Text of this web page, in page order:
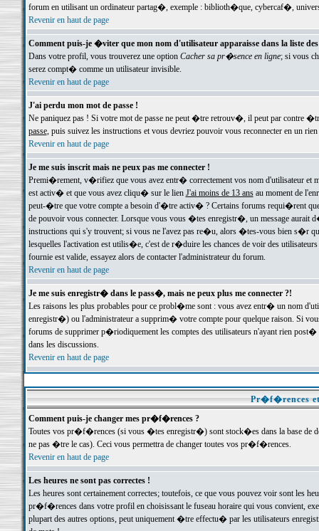
forum en utilisant un ordinateur partag�, exemple : biblioth�que, cybercaf�,
Revenir en haut de page
Comment puis-je �viter que mon nom d'utilisateur apparaisse dans la liste
Dans votre profil, vous trouverez une option Cacher sa pr�sence en ligne; si vous
serez compt� comme un utilisateur invisible.
Revenir en haut de page
J'ai perdu mon mot de passe !
Ne paniquez pas ! Si votre mot de passe ne peut �tre retrouv�, il peut par contre
passe, puis suivez les instructions et vous devriez pouvoir vous reconnecter en un rien
Revenir en haut de page
Je me suis inscrit mais ne peux pas me connecter !
Premi�rement, v�rifiez que vous avez entr� correctement vos nom d'utilisateur
est activ� et que vous avez cliqu� sur le lien J'ai moins de 13 ansau moment de
peut-�tre que votre compte a besoin d'�tre activ� ? Certains forums requi�rent
de pouvoir vous connecter. Lorsque vous vous �tes enregistr�, un message aurait
instructions qui s'y trouvent; si vous ne l'avez pas re�u, alors �tes-vous bien s�r
lesquelles l'activation est utilis�e, c'est de r�duire les chances de voir des
fournie est valide, essayez alors de contacter l'administrateur du forum.
Revenir en haut de page
Je me suis enregistr� dans le pass�, mais ne peux plus me connecter ?!
Les raisons les plus probables pour ce probl�me sont : vous avez entr� un nom
enregistr�) ou l'administrateur a supprim� votre compte pour quelque raison. Si
forums de supprimer p�riodiquement les comptes des utilisateurs n'ayant rien
dans les discussions.
Revenir en haut de page
Pr�f�rences
Comment puis-je changer mes pr�f�rences ?
Toutes vos pr�f�rences (si vous �tes enregistr�) sont stock�es dans la base de
ne pas �tre le cas). Ceci vous permettra de changer toutes vos pr�f�rences.
Revenir en haut de page
Les heures ne sont pas correctes !
Les heures sont certainement correctes; toutefois, ce que vous pouvez voir sont
pr�f�rences dans votre profil en choisissant le fuseau horaire qui vous convient,
plupart des autres options, peut uniquement �tre effectu� par les utilisateurs